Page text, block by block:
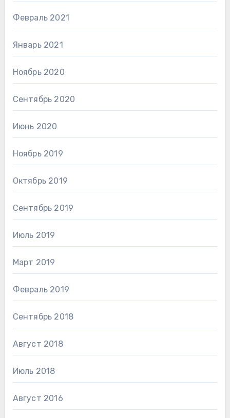
Февраль 2021
Январь 2021
Ноябрь 2020
Сентябрь 2020
Июнь 2020
Ноябрь 2019
Октябрь 2019
Сентябрь 2019
Июль 2019
Март 2019
Февраль 2019
Сентябрь 2018
Август 2018
Июль 2018
Август 2016